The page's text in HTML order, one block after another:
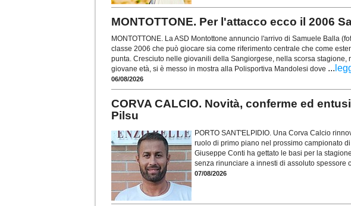
MONTOTTONE. Per l'attacco ecco il 2006
MONTOTTONE. La ASD Montottone annuncio l'arrivo di Samuele Balla
classe 2006 che può giocare sia come riferimento centrale che come
punta. Cresciuto nelle giovanili della Sangiorgese, nella scorsa stagione,
giovane età, si è messo in mostra alla Polisportiva Mandolesi dove ...
06/08/2026
CORVA CALCIO. Novità, conferme ed
Pilsu
PORTO SANT'ELPIDIO. Una Corva Calcio
ruolo di primo piano nel prossimo campionato
Giuseppe Conti ha gettato le basi per la
senza rinunciare a innesti di assoluto spessore
07/08/2026